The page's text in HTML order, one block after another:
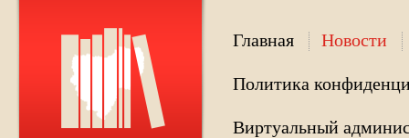
Главная Новости
Политика
Виртуальный